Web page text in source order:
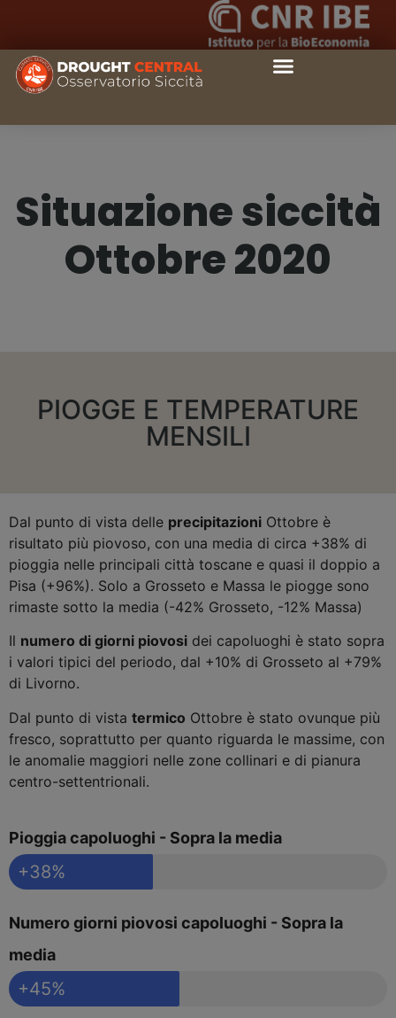
Situazione siccità
Ottobre 2020
PIOGGE E TEMPERATURE
MENSILI
Dal punto di vista delle precipitazioni Ottobre è
risultato più piovoso, con una media di circa +38% di
pioggia nelle principali città toscane e quasi il doppio a
Pisa (+96%). Solo a Grosseto e Massa le piogge sono
rimaste sotto la media (-42% Grosseto, -12% Massa)
Il numero di giorni piovosi dei capoluoghi è stato sopra
i valori tipici del periodo, dal +10% di Grosseto al +79%
di Livorno.
Dal punto di vista termico Ottobre è stato ovunque più
fresco, soprattutto per quanto riguarda le massime, con
le anomalie maggiori nelle zone collinari e di pianura
centro-settentrionali.
Pioggia capoluoghi - Sopra la media
+38%
Numero giorni piovosi capoluoghi - Sopra la
media
+45%